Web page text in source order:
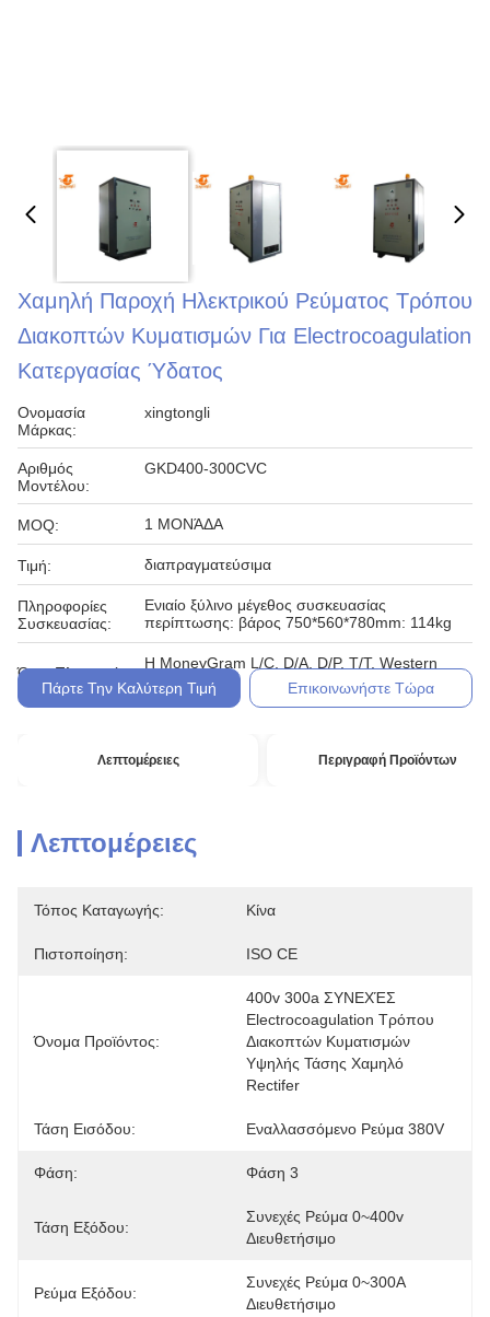
Χαμηλή Παροχή Ηλεκτρικού Ρεύματος Τρόπου
Διακοπτών Κυματισμών Για Electrocoagulation
Κατεργασίας Ύδατος
Ονομασία
Μάρκας:
xingtongli
Αριθμός
Μοντέλου:
GKD400-300CVC
MOQ: 1 ΜΟΝΆΔΑ
Τιμή: διαπραγματεύσιμα
Πληροφορίες
Συσκευασίας:
Ενιαίο ξύλινο μέγεθος συσκευασίας
περίπτωσης: βάρος 750*560*780mm: 114kg
Όροι Πληρωμής:
Η MoneyGram L/C, D/A, D/P, T/T, Western
Union,
Πάρτε Την Καλύτερη Τιμή Επικοινωνήστε Τώρα
Λεπτομέρειες Περιγραφή Προϊόντων
Λεπτομέρειες
Τόπος Καταγωγής: Κίνα
Πιστοποίηση: ISO CE
Όνομα Προϊόντος:
400v 300a ΣΥΝΕΧΈΣ
Electrocoagulation Τρόπου
Διακοπτών Κυματισμών
Υψηλής Τάσης Χαμηλό
Rectifer
Τάση Εισόδου: Εναλλασσόμενο Ρεύμα 380V
Φάση: Φάση 3
Τάση Εξόδου:
Συνεχές Ρεύμα 0~400v
Διευθετήσιμο
Ρεύμα Εξόδου:
Συνεχές Ρεύμα 0~300A
Διευθετήσιμο